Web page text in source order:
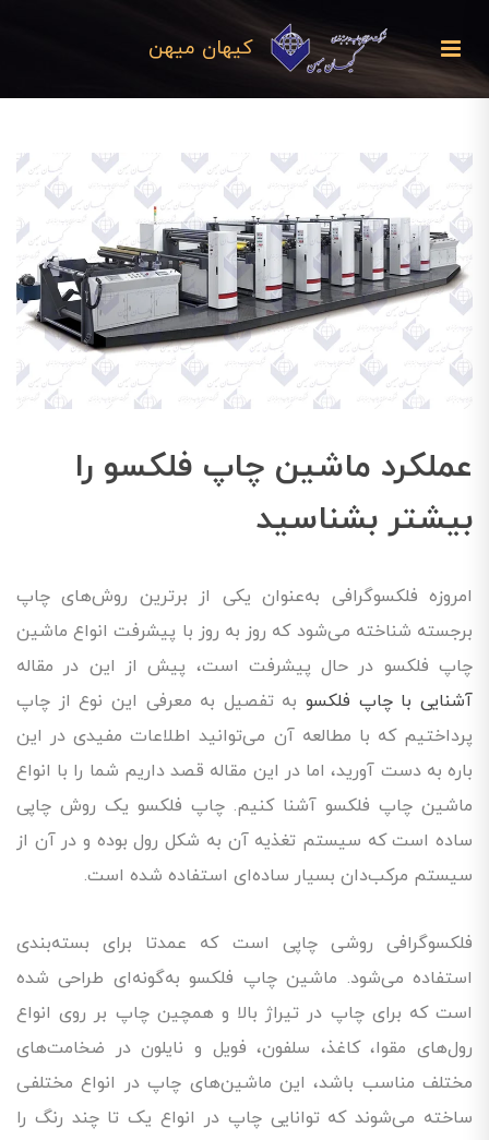
کیهان میهن
عملکرد ماشین چاپ فلکسو را
بیشتر بشناسید
امروزه فلکسوگرافی به‌عنوان یکی از برترین روش‌های چاپ
برجسته شناخته می‌شود که روز به روز با پیشرفت انواع ماشین
چاپ فلکسو در حال پیشرفت است، پیش از این در مقاله
آشنایی با چاپ فلکسوبه تفصیل به معرفی این نوع از چاپ
پرداختیم که با مطالعه آن می‌توانید اطلاعات مفیدی در این
باره به دست آورید، اما در این مقاله قصد داریم شما را با انواع
ماشین چاپ فلکسو آشنا کنیم. چاپ فلکسو یک روش چاپی
ساده است که سیستم تغذیه آن به شکل رول بوده و در آن از
سیستم مرکب‌دان بسیار ساده‌ای استفاده شده است.
فلکسوگرافی روشی چاپی است که عمدتا برای بسته‌بندی
استفاده می‌شود. ماشین چاپ فلکسو به‌گونه‌ای طراحی شده
است که برای چاپ در تیراژ بالا و همچین چاپ بر روی انواع
رول‌های مقوا، کاغذ، سلفون، فویل و نایلون در ضخامت‌های
مختلف مناسب باشد، این ماشین‌های چاپ در انواع مختلفی
ساخته می‌شوند که توانایی چاپ در انواع یک تا چند رنگ را